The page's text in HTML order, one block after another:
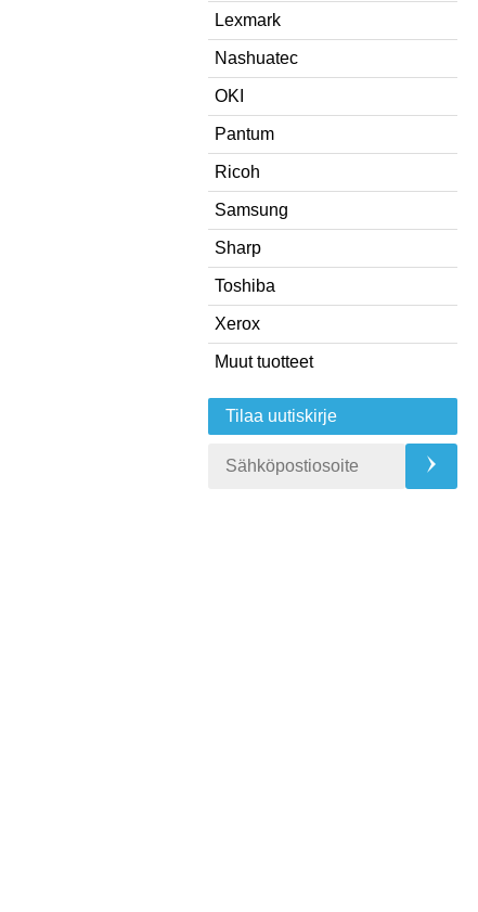
Lexmark
Nashuatec
OKI
Pantum
Ricoh
Samsung
Sharp
Toshiba
Xerox
Muut tuotteet
Tilaa uutiskirje